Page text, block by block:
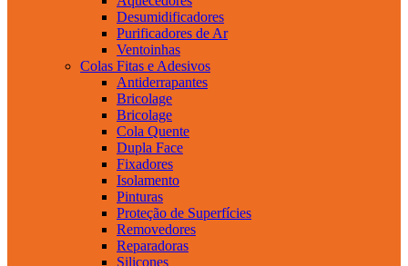
Desumidificadores
Purificadores de Ar
Ventoinhas
Colas Fitas e Adesivos
Antiderrapantes
Bricolage
Bricolage
Cola Quente
Dupla Face
Fixadores
Isolamento
Pinturas
Proteção de Superfícies
Removedores
Reparadoras
Silicones